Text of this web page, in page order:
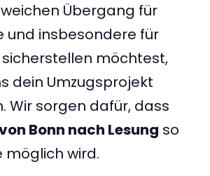
Übergang für
und insbesondere für
möchtest,
dein Umzugsprojekt
Wir sorgen dafür, dass
Bonn nach Lesung so
möglich wird.